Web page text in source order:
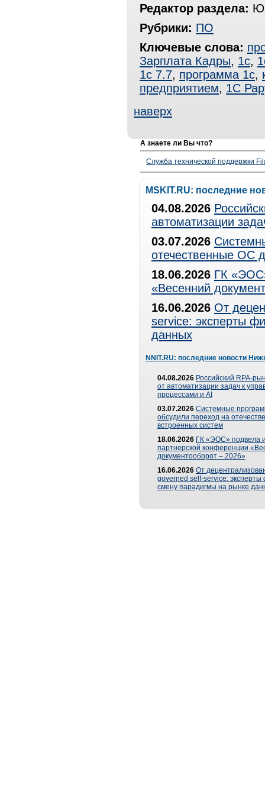
Редактор раздела:
Рубрики: ПО
Ключевые слова:
Зарплата Кадры, 1с,
1с 7.7, программа 1с,
предприятием, 1С
наверх
А знаете ли Вы что?
Служба технической поддержки
MSKIT.RU: последние
04.08.2026
автоматизации
03.07.2026
отечественные ОС
18.06.2026 ГК
«Весенний
16.06.2026 От
service: эксперты
данных
NNIT.RU: последние новости
04.08.2026 Российский RPA-
от автоматизации задач к
процессами и AI
03.07.2026 Системные
обсудили переход на
встроенных систем
18.06.2026 ГК «ЭОС» подвела
партнерской конференции
документооборот – 2026»
16.06.2026 От
governed self-service: эксперты
смену парадигмы на рынке